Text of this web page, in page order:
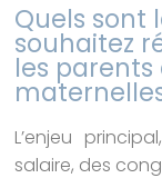
Quels sont
souhaitez
les
L’enjeu
salaire, des